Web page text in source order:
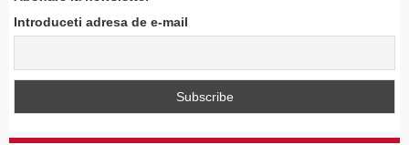
Introduceti adresa de e-mail